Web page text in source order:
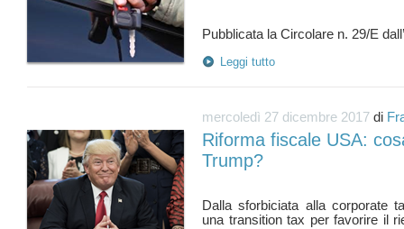
Leggi tutto
mercoledì 27 dicembre 2017 di
Riforma fiscale USA:
Trump?
Dalla sforbiciata alla corporate
una transition tax per favorire il